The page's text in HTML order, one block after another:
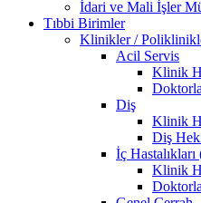
İdari ve Mali İşler
Tıbbi Birimler
Klinikler /
Acil Servis
Klinik
Diş
Klinik
Diş
İç
Klinik